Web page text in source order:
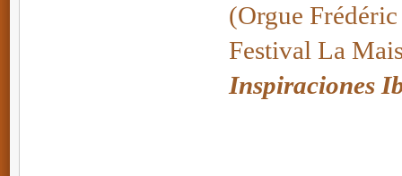
(Orgue
Festival La
Inspiraciones